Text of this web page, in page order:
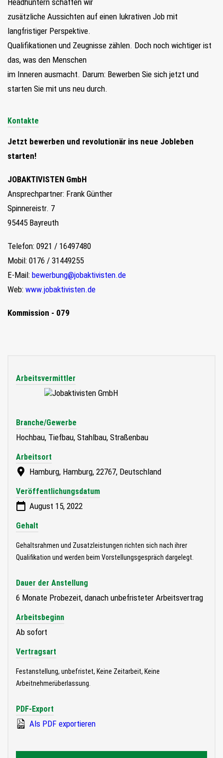
Headhuntern schaffen wir
zusätzliche Aussichten auf einen lukrativen Job mit
langfristiger Perspektive.
Qualifikationen und Zeugnisse zählen. Doch noch wichtiger ist
das, was den Menschen
im Inneren ausmacht. Darum: Bewerben Sie sich jetzt und
starten Sie mit uns neu durch.
Kontakte
Jetzt bewerben und revolutionär ins neue Jobleben
starten!
JOBAKTIVISTEN GmbH
Ansprechpartner: Frank Günther
Spinnereistr. 7
95445 Bayreuth
Telefon: 0921 / 16497480
Mobil: 0176 / 31449255
E-Mail: bewerbung@jobaktivisten.de
Web: www.jobaktivisten.de
Kommission - 079
Arbeitsvermittler
Branche/Gewerbe
Hochbau, Tiefbau, Stahlbau, Straßenbau
Arbeitsort
Hamburg, Hamburg, 22767, Deutschland
Veröffentlichungsdatum
August 15, 2022
Gehalt
Gehaltsrahmen und Zusatzleistungen richten sich nach ihrer
Qualifikation und werden beim Vorstellungsgespräch dargelegt.
Dauer der Anstellung
6 Monate Probezeit, danach unbefristeter Arbeitsvertrag
Arbeitsbeginn
Ab sofort
Vertragsart
Festanstellung, unbefristet, Keine Zeitarbeit, Keine
Arbeitnehmerüberlassung.
PDF-Export
Als PDF exportieren